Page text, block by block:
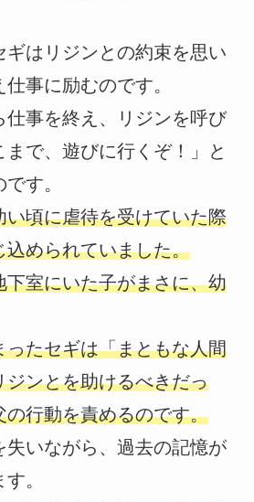
ギはリジンとの約束を思い
事に励むのです。
仕事を終え、リジンを呼び
で、遊びに行くぞ！」と
す。
い頃に虐待を受けていた際
込められていました。
下室にいた子がまさに、幼
ったセギは「まともな人間
ジンとを助けるべきだっ
の行動を責めるのです。
失いながら、過去の記憶が
。